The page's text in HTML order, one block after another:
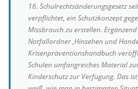
16. Schulrechtsänderungsgesetz
verpflichtet, ein Schutzkonzept
Missbrauch zu erstellen.
Notfallordner ,Hinsehen und
Krisenpräventionshandbuch
Schulen umfangreiches Material
Kinderschutz zur Verfügung. Das